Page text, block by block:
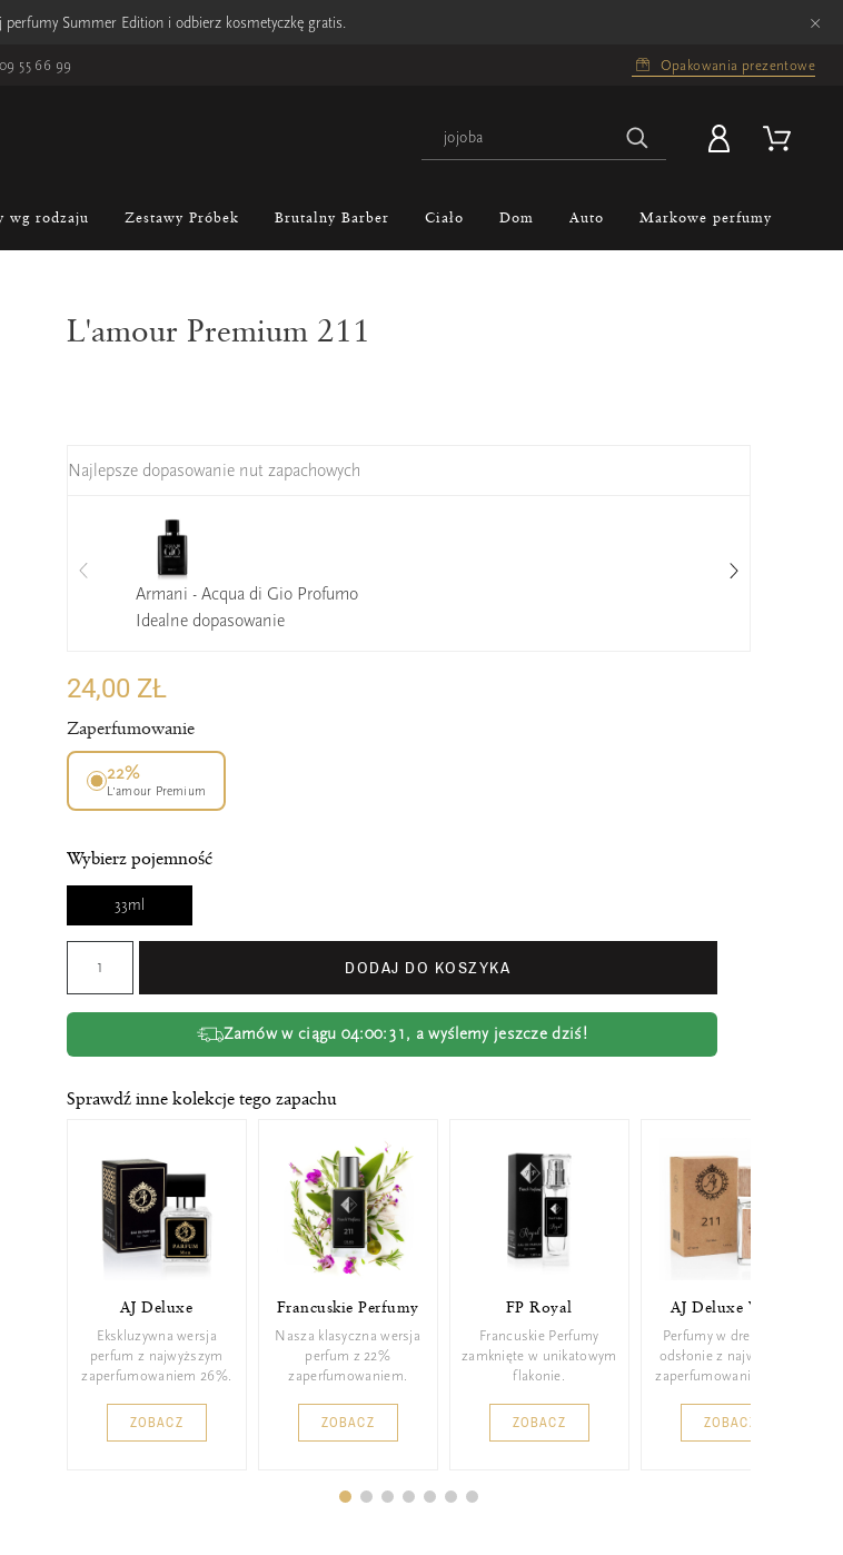
perfumy Summer Edition i odbierz kosmetyczkę gratis. ×
55 66 99 Opakowania prezentowe
wg rodzaju Zestawy Próbek Brutalny Barber Ciało Dom Auto Markowe perfumy
L'amour Premium 211
Najlepsze dopasowanie nut zapachowych
Armani - Acqua di Gio Profumo
Idealne dopasowanie
24,00 ZŁ
Zaperfumowanie
22%
L’amour Premium
Wybierz pojemność
33ml
DODAJ DO KOSZYKA
Zamów w ciągu 04:00:31, a wyślemy jeszcze dziś!
Sprawdź inne kolekcje tego zapachu
AJ Deluxe
Ekskluzywna wersja
perfum z najwyższym
zaperfumowaniem 26%.
ZOBACZ
Francuskie Perfumy
Nasza klasyczna wersja
perfum z 22%
zaperfumowaniem.
ZOBACZ
FP Royal
Francuskie Perfumy
zamknięte w unikatowym
flakonie.
ZOBACZ
AJ Deluxe Wood
Perfumy w drewnianej
odsłonie z najwyższym
zaperfumowaniem 26%.
ZOBACZ